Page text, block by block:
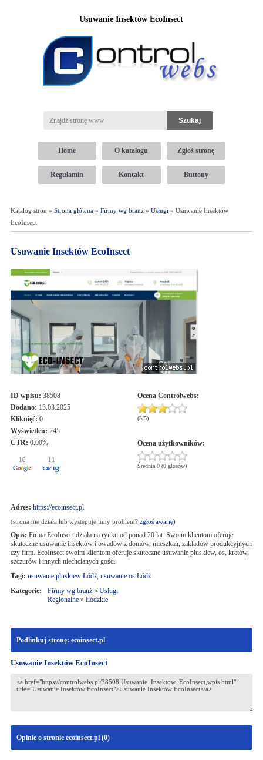
Usuwanie Insektów EcoInsect
Home O katalogu Zgłoś stronę
Regulamin Kontakt Buttony
Katalog stron » Strona główna» Firmy wg branż» Usługi » Usuwanie Insektów
EcoInsect
Usuwanie Insektów EcoInsect
ID wpisu: 38508
Dodano: 13.03.2025
Kliknięć: 0
Wyświetleń: 245
CTR: 0.00%
10 11
Ocena Controlwebs:
(3/5)
Ocena użytkowników:
Średnia 0 (0 głosów)
Adres: https://ecoinsect.pl
(strona nie działa lub występuje inny problem? zgłoś awarię)
Opis: Firma EcoInsect działa na rynku od ponad 20 lat. Swoim klientom oferuje
skuteczne usuwanie insektów i owadów z domów, mieszkań, zakładów produkcyjnych
czy firm. EcoInsect swoim klientom oferuje skuteczne usuwanie pluskiew, os, kretów,
szczurów i innych niechcianych gości.
Tagi: usuwanie pluskiew Łódź, usuwanie os Łódź
Kategorie:
Firmy wg branż» Usługi
Regionalne» Łódzkie
Podlinkuj stronę: ecoinsect.pl
Usuwanie Insektów EcoInsect
Opinie o stronie ecoinsect.pl (0)